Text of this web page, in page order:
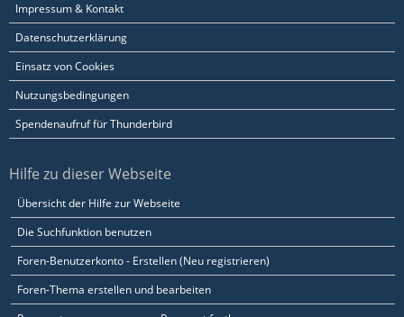
Impressum & Kontakt
Datenschutzerklärung
Einsatz von Cookies
Nutzungsbedingungen
Spendenaufruf für Thunderbird
Hilfe zu dieser Webseite
Übersicht der Hilfe zur Webseite
Die Suchfunktion benutzen
Foren-Benutzerkonto - Erstellen (Neu registrieren)
Foren-Thema erstellen und bearbeiten